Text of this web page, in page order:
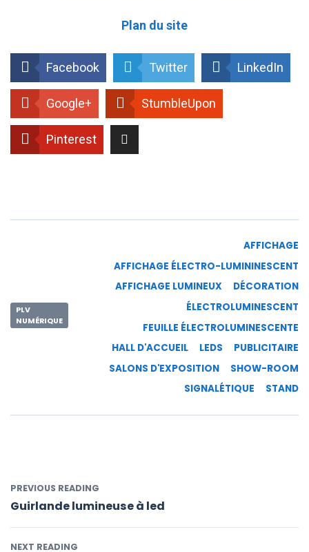
Plan du site
Facebook Twitter LinkedIn
Google+ StumbleUpon
Pinterest
PLV
NUMÉRIQUE
AFFICHAGE
AFFICHAGE ÉLECTRO-LUMININESCENT
AFFICHAGE LUMINEUX
DÉCORATION
ÉLECTROLUMINESCENT
FEUILLE ÉLECTROLUMINESCENTE
HALL D'ACCUEIL
LEDS
PUBLICITAIRE
SALONS D'EXPOSITION
SHOW-ROOM
SIGNALÉTIQUE
STAND
PREVIOUS READING
Guirlande lumineuse à led
NEXT READING